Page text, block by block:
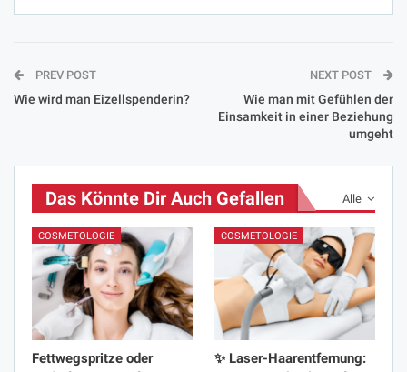
PREV POST
Wie wird man Eizellspenderin?
NEXT POST
Wie man mit Gefühlen der
Einsamkeit in einer Beziehung
umgeht
Alle
Das Könnte Dir Auch Gefallen
COSMETOLOGIE
Fettwegspritze oder
COSMETOLOGIE
✨ Laser-Haarentfernung: